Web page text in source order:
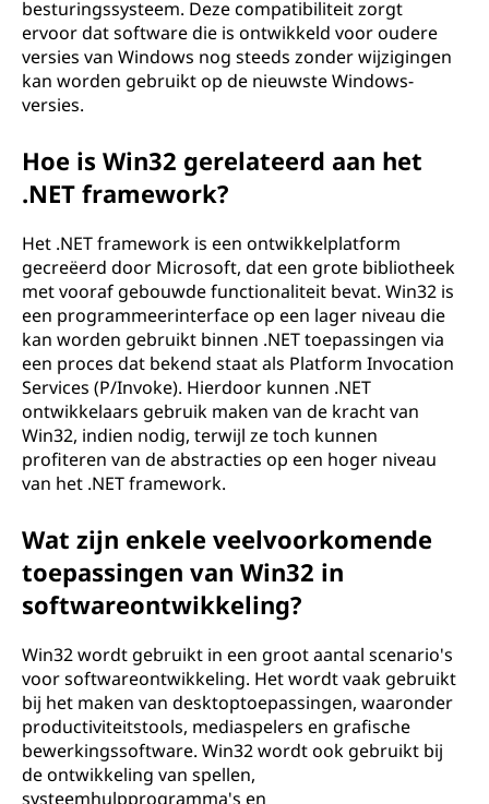
besturingssysteem. Deze compatibiliteit zorgt
ervoor dat software die is ontwikkeld voor oudere
versies van Windows nog steeds zonder wijzigingen
kan worden gebruikt op de nieuwste Windows-
versies.
Hoe is Win32 gerelateerd aan het
.NET framework?
Het .NET framework is een ontwikkelplatform
gecreëerd door Microsoft, dat een grote bibliotheek
met vooraf gebouwde functionaliteit bevat. Win32 is
een programmeerinterface op een lager niveau die
kan worden gebruikt binnen .NET toepassingen via
een proces dat bekend staat als Platform Invocation
Services (P/Invoke). Hierdoor kunnen .NET
ontwikkelaars gebruik maken van de kracht van
Win32, indien nodig, terwijl ze toch kunnen
profiteren van de abstracties op een hoger niveau
van het .NET framework.
Wat zijn enkele veelvoorkomende
toepassingen van Win32 in
softwareontwikkeling?
Win32 wordt gebruikt in een groot aantal scenario's
voor softwareontwikkeling. Het wordt vaak gebruikt
bij het maken van desktoptoepassingen, waaronder
productiviteitstools, mediaspelers en grafische
bewerkingssoftware. Win32 wordt ook gebruikt bij
de ontwikkeling van spellen,
systeemhulpprogramma's en